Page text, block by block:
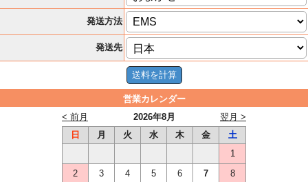
発送方法
発送先
営業カレンダー
2026年8月
< 前月
翌月 >
日
月 火 水 木 金
土
1
2
3 4 5 6 7
8